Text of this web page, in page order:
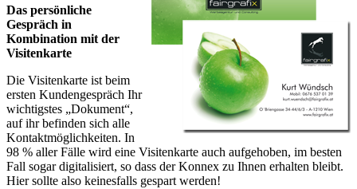
Das persönliche
Gespräch in
Kombination mit der
Visitenkarte
Die Visitenkarte ist beim
ersten Kundengespräch Ihr
wichtigstes „Dokument“,
auf ihr befinden sich alle
Kontaktmöglichkeiten. In
98 % aller Fälle wird eine Visitenkarte auch aufgehoben, im besten
Fall sogar digitalisiert, so dass der Konnex zu Ihnen erhalten bleibt.
Hier sollte also keinesfalls gespart werden!